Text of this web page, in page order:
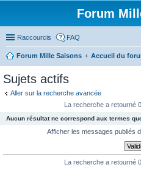
Forum
Raccourcis FAQ
Forum Mille Saisons
Accueil du
Sujets actifs
Aller sur la recherche avancée
La recherche a retourné
Aucun résultat ne correspond aux termes
Afficher les messages publiés
La recherche a retourné